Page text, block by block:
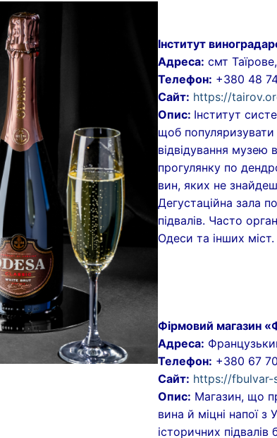
Інститут
Адреса: смт
Телефон: +380 48
Сайт: https://
Опис: Інститут
щоб
відвідування музею
прогулянку по
вин, яких не
Дегустаційна зала
підвалів. Часто
Одеси та інших міст.
Фірмовий магазин
Адреса:
Телефон: +380 67
Сайт: https://fbulvar-
Опис: Магазин, що
вина й міцні напої з
історичних